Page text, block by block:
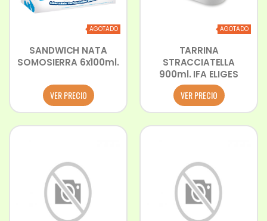
AGOTADO
SANDWICH NATA
SOMOSIERRA 6x100ml.
VER PRECIO
AGOTADO
TARRINA
STRACCIATELLA
900ml. IFA ELIGES
VER PRECIO